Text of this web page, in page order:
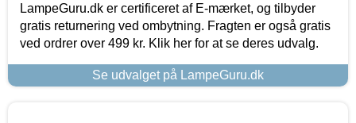
LampeGuru.dk er certificeret af E-mærket, og tilbyder
gratis returnering ved ombytning. Fragten er også gratis
ved ordrer over 499 kr. Klik her for at se deres udvalg.
Se udvalget på LampeGuru.dk